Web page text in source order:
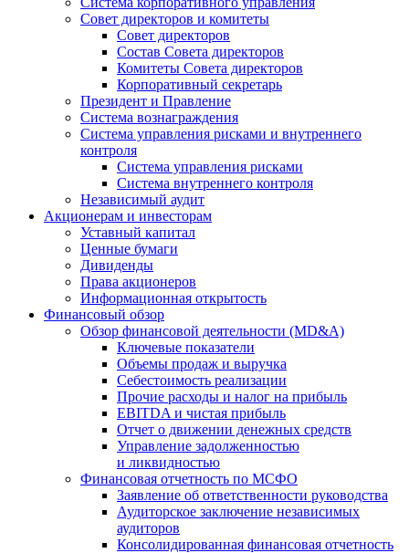
Совет директоров и комитеты
Совет директоров
Состав Совета директоров
Комитеты Совета директоров
Корпоративный секретарь
Президент и Правление
Система вознаграждения
Система управления рисками и внутреннего
контроля
Система управления рисками
Система внутреннего контроля
Независимый аудит
Акционерам и инвесторам
Уставный капитал
Ценные бумаги
Дивиденды
Права акционеров
Информационная открытость
Финансовый обзор
Обзор финансовой деятельности (MD&A)
Ключевые показатели
Объемы продаж и выручка
Себестоимость реализации
Прочие расходы и налог на прибыль
EBITDA и чистая прибыль
Отчет о движении денежных средств
Управление задолженностью
и ликвидностью
Финансовая отчетность по МСФО
Заявление об ответственности руководства
Аудиторское заключение независимых
аудиторов
Консолидированная финансовая отчетность